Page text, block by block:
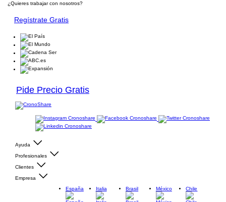
¿Quieres trabajar con nosotros?
Regístrate Gratis
Pide Precio Gratis
Ayuda
Profesionales
Clientes
Empresa
España
Italia Brasil México Chile